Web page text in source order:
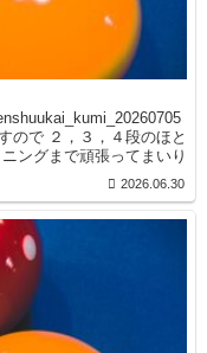
ので ２，３，４段のほと
ングまで頑張ってまいり
2026.06.30